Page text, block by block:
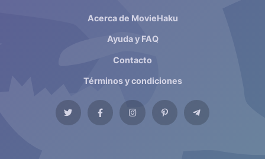
Acerca de MovieHaku
Ayuda y FAQ
Contacto
Términos y condiciones